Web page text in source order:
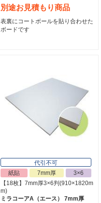
別途お見積もり商品
表裏にコートボールを貼り合わせた
ボードです
代引不可
紙貼
7mm厚
3×6
【18枚】7mm厚3×6判(910×1820m
m)
ミラコーアA（エース） 7mm厚